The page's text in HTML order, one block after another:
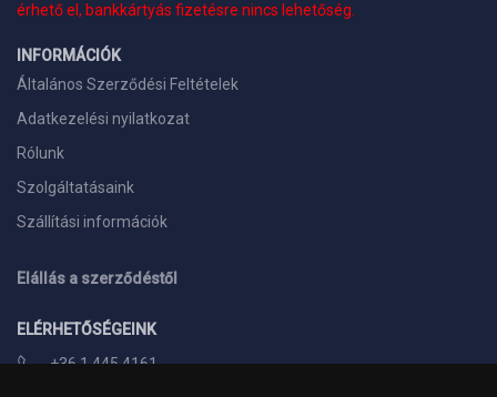
érhető el, bankkártyás fizetésre nincs lehetőség.
INFORMÁCIÓK
Általános Szerződési Feltételek
Adatkezelési nyilatkozat
Rólunk
Szolgáltatásaink
Szállítási információk
Elállás a szerződéstől
ELÉRHETŐSÉGEINK
+36 1 445 4161